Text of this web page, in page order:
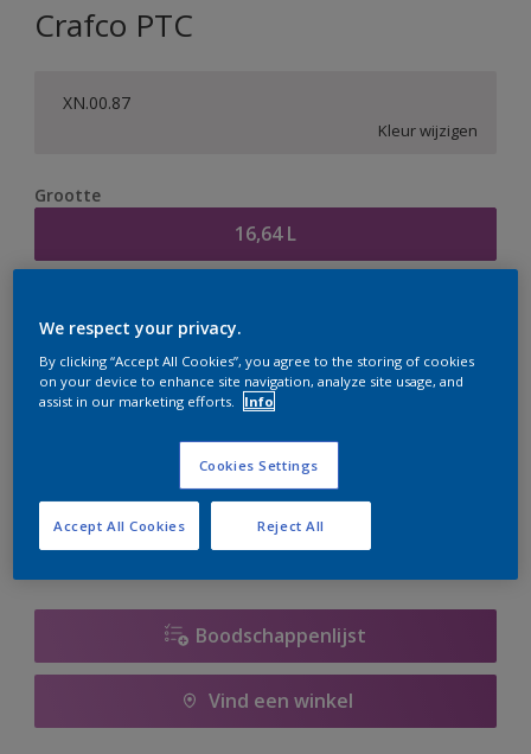
Crafco PTC
XN.00.87
Kleur wijzigen
Grootte
16,64 L
te bestellen. Houd de website in de gaten, we werken
er hard aan om de voorraad aan te vullen.
Boodschappenlijst
Vind een winkel
We respect your privacy.
By clicking “Accept All Cookies”, you agree to the storing of cookies
on your device to enhance site navigation, analyze site usage, and
assist in our marketing efforts.
Info
Cookies Settings
Reject All
Accept All Cookies